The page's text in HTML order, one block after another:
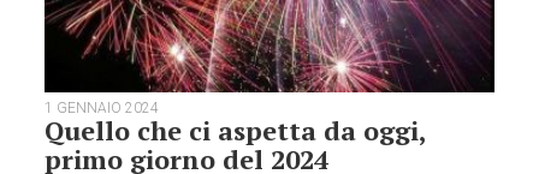
1 GENNAIO 2024
Quello che ci aspetta da oggi,
primo giorno del 2024